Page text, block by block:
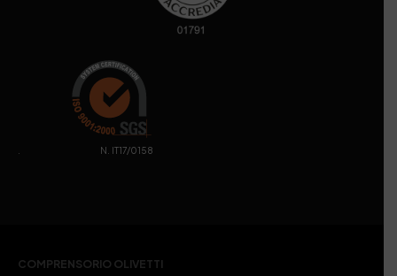
. N. IT17/0158
COMPRENSORIO OLIVETTI